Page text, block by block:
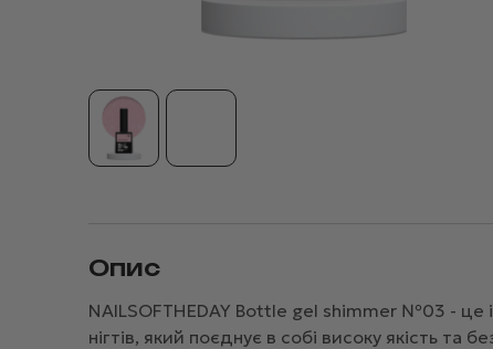
Опис
NAILSOFTHEDAY Bottle gel shimmer №03 - це
нігтів, який поєднує в собі високу якість та